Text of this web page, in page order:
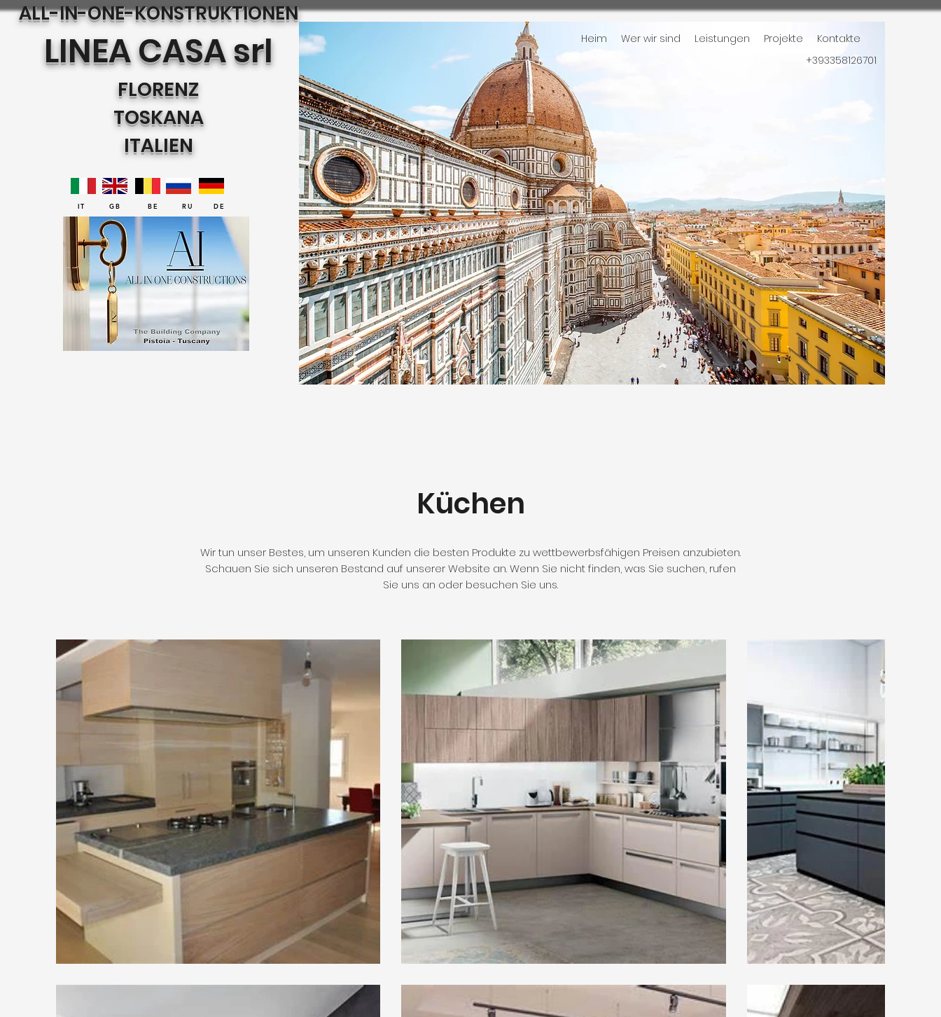
ALL-IN-ONE-KONSTRUKTIONEN
LINEA CASA srl
FLORENZ
TOSKANA
ITALIEN
IT GB BE RU DE
Heim Wer wir sind Leistungen Projekte
Kontakte
+393358126701
Küchen
Wir tun unser Bestes, um unseren Kunden die besten Produkte zu wettbewerbsfähigen Preisen anzubieten.
Schauen Sie sich unseren Bestand auf unserer Website an. Wenn Sie nicht finden, was Sie suchen, rufen
Sie uns an oder besuchen Sie uns.